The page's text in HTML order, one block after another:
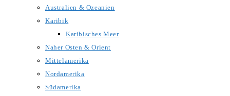
Australien & Ozeanien
Karibik
Karibisches Meer
Naher Osten & Orient
Mittelamerika
Nordamerika
Südamerika